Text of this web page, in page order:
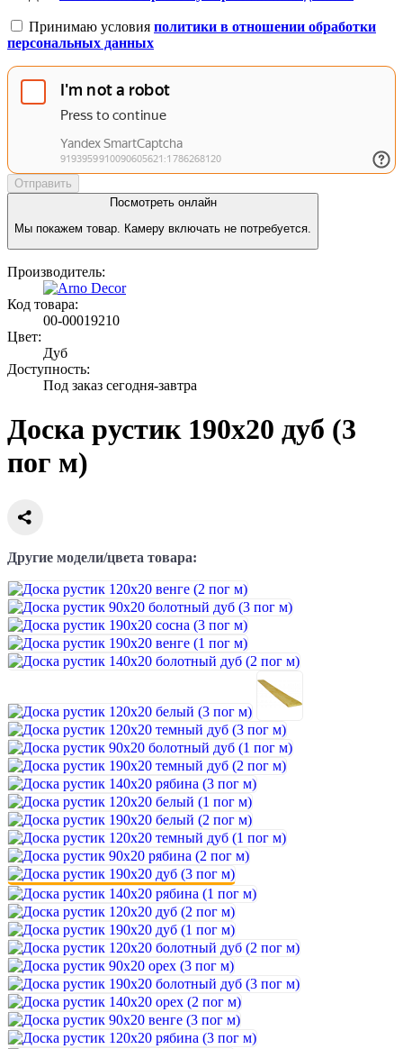
Принимаю условия политики в отношении обработки
персональных данных
Отправить
Посмотреть онлайн
Мы покажем товар. Камеру включать не потребуется.
Производитель:
Код товара:
00-00019210
Цвет:
Дуб
Доступность:
Под заказ сегодня-завтра
Доска рустик 190х20 дуб (3
пог м)
Другие модели/цвета товара: